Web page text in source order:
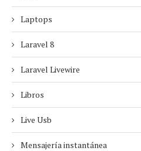
Laptops
Laravel 8
Laravel Livewire
Libros
Live Usb
Mensajería instantánea